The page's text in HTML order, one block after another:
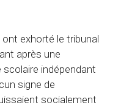
exhorté le tribunal
après une
indépendant
signe de
socialement